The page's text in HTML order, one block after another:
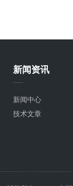
新闻资讯
新闻中心
技术文章